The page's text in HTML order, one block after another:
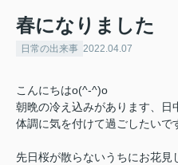
春になりました
日常の出来事 2022.04.07
こんにちはo(^-^)o
朝晩の冷え込みがあります、日
体調に気を付けて過ごしたいで
先日桜が散らないうちにお花見